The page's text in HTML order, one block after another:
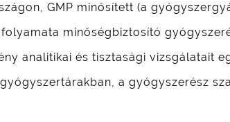
GMP minősített (a
minőségbiztosító
analitikai és tisztasági vizsgálatait
a gyógyszerész